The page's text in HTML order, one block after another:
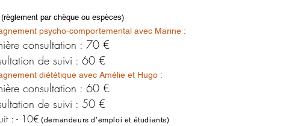
(règlement par chèque ou espèces)
psycho-comportemental avec Marine :
consultation : 70 €
de suivi : 60 €
diététique avec Amélie et Hugo :
consultation : 60 €
de suivi : 50 €
: - 10€ (demandeurs d’emploi et étudiants)